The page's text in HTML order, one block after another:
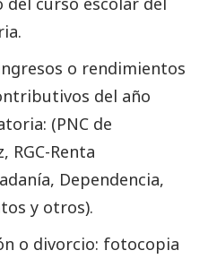
o rendimientos
del año
(PNC de
RGC-Renta
Dependencia,
y otros).
o divorcio: fotocopia